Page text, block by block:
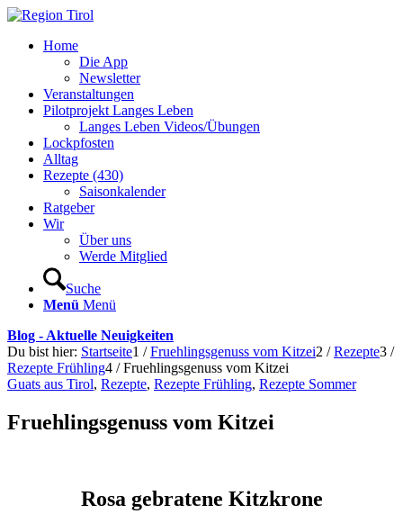
Home
Die App
Newsletter
Veranstaltungen
Pilotprojekt Langes Leben
Langes Leben Videos/Übungen
Lockpfosten
Alltag
Rezepte (430)
Saisonkalender
Ratgeber
Wir
Über uns
Werde Mitglied
Suche
Menü Menü
Blog - Aktuelle Neuigkeiten
Du bist hier: Startseite1 / Fruehlingsgenuss vom Kitzei2 / Rezepte3 /
Rezepte Frühling4 / Fruehlingsgenuss vom Kitzei
Guats aus Tirol, Rezepte, Rezepte Frühling, Rezepte Sommer
Fruehlingsgenuss vom Kitzei
Rosa gebratene Kitzkrone